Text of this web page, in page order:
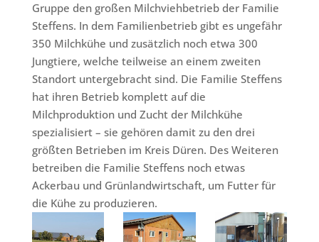
Gruppe den großen Milchviehbetrieb der Familie
Steffens. In dem Familienbetrieb gibt es ungefähr
350 Milchkühe und zusätzlich noch etwa 300
Jungtiere, welche teilweise an einem zweiten
Standort untergebracht sind. Die Familie Steffens
hat ihren Betrieb komplett auf die
Milchproduktion und Zucht der Milchkühe
spezialisiert – sie gehören damit zu den drei
größten Betrieben im Kreis Düren. Des Weiteren
betreiben die Familie Steffens noch etwas
Ackerbau und Grünlandwirtschaft, um Futter für
die Kühe zu produzieren.